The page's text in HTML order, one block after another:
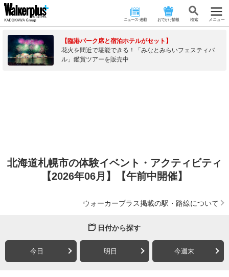
ニュース･連載 おでかけ情報 検 索 メニュー
【臨港パーク席と宿泊ホテルがセット】
花火を間近で堪能できる！「みなとみらいフェスティバ
ル」鑑賞ツアーを販売中
北海道札幌市の体験イベント・アクティビティ
【2026年06月】【午前中開催】
ウォーカープラス掲載の駅・路線について
日付から探す
今日 明日 今週末